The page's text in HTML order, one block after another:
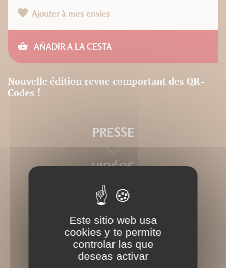
Ajouter à mes envies
AÑADIR A LA CESTA
Nouvelle édition revue comportant des QR-
Codes !
PRESSE
VIDÉOS
Este sitio web usa
cookies y te permite
controlar las que
deseas activar